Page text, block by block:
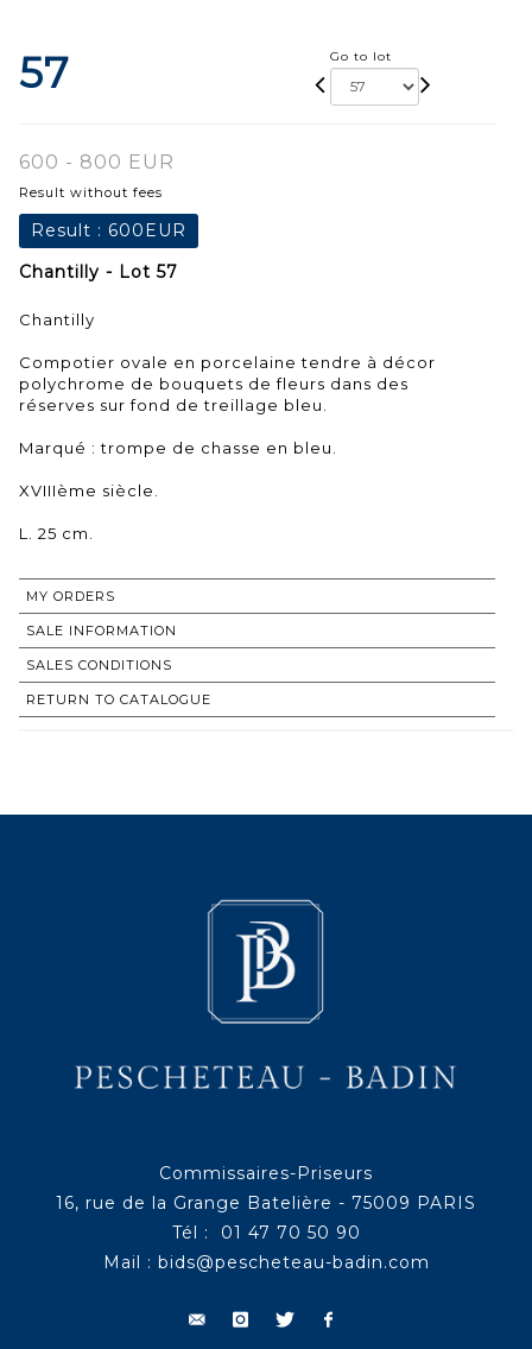
57 Go to lot
600 - 800 EUR
Result without fees
Result : 600EUR
Chantilly - Lot 57
Chantilly
Compotier ovale en porcelaine tendre à décor
polychrome de bouquets de fleurs dans des
réserves sur fond de treillage bleu.
Marqué : trompe de chasse en bleu.
XVIIIème siècle.
L. 25 cm.
MY ORDERS
SALE INFORMATION
SALES CONDITIONS
RETURN TO CATALOGUE
Commissaires-Priseurs
16, rue de la Grange Batelière - 75009 PARIS
Tél : 01 47 70 50 90
Mail : bids@pescheteau-badin.com